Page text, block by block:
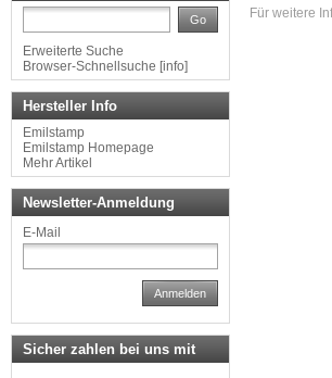
Für weitere
Go
Erweiterte Suche
Browser-Schnellsuche [info]
Hersteller Info
Emilstamp
Emilstamp Homepage
Mehr Artikel
Newsletter-Anmeldung
E-Mail
Anmelden
Sicher zahlen bei uns mit